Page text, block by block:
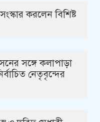
করলেন বিশিষ্ট
সঙ্গে কলাপাড়া
নেতৃবৃন্দের